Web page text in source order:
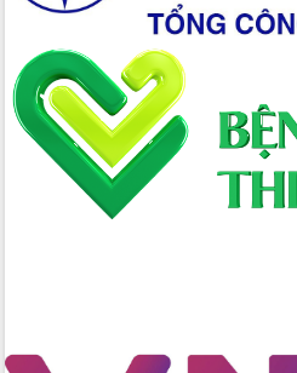
nhanh tiến độ các dự án trọng điểm
trong Khu kinh tế Nam Phú Yên
Hòn Yến phát triển du lịch gắn với bảo
tồn biển
Lấy ý kiến điều chỉnh Quy hoạch tỉnh
Đắk Lắk thời kỳ 2021-2030, tầm nhìn
đến năm 2050
Phát động chiến dịch 30 ngày đêm
giải phóng mặt bằng Tuyến đường bộ
Đắk Lắk ký kết thỏa thuận hợp tác về